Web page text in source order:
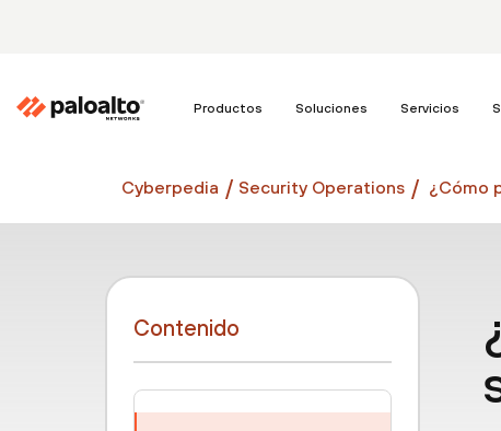
Productos Soluciones Servicios
Cyberpedia Security Operations ¿Cómo
Contenido